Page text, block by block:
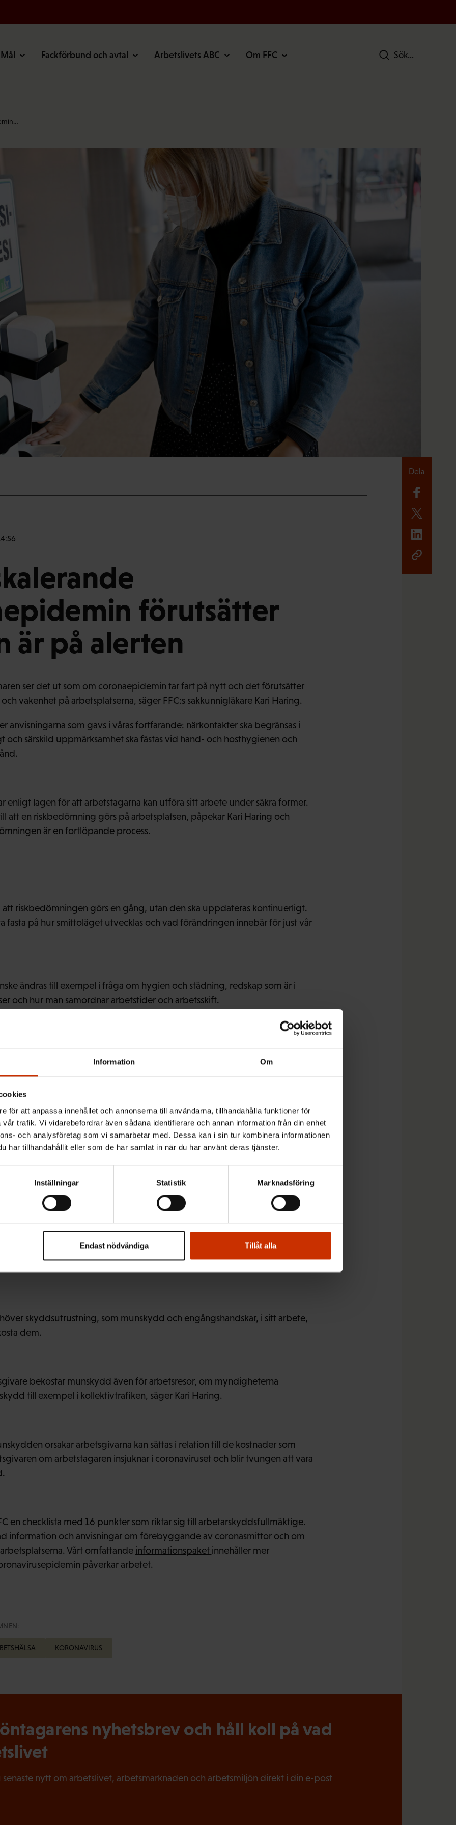
Information Om
för att anpassa innehållet och annonserna till användarna, tillhandahålla funktioner för
trafik. Vi vidarebefordrar även sådana identifierare och annan information från din enhet
och analysföretag som vi samarbetar med. Dessa kan i sin tur kombinera informationen
har tillhandahållit eller som de har samlat in när du har använt deras tjänster.
Inställningar Statistik Marknadsföring
Endast nödvändiga Tillåt alla
Mål Fackförbund och avtal Arbetslivets ABC Om FFC Sök
förutsätter
är på alerten
ser det ut som om coronaepidemin tar fart på nytt och det förutsätter
vakenhet på arbetsplatserna, säger FFC:s sakkunnigläkare Kari Haring.
anvisningarna som gavs i våras fortfarande: närkontakter ska begränsas i
och särskild uppmärksamhet ska fästas vid hand- och hosthygienen och
enligt lagen för att arbetstagarna kan utföra sitt arbete under säkra former.
att en riskbedömning görs på arbetsplatsen, påpekar Kari Haring och
är en fortlöpande process.
riskbedömningen görs en gång, utan den ska uppdateras kontinuerligt.
fasta på hur smittoläget utvecklas och vad förändringen innebär för just vår
ändras till exempel i fråga om hygien och städning, redskap som är i
och hur man samordnar arbetstider och arbetsskift.
man vidare beakta arbetstagarnas psykiska välbefinnande och psykosociala
oron för virusets effekter för den egna hälsan och ekonomin tära på
som hör till riskgruppen kan känna oro inför återgången till arbetet efter
som hör till riskgruppen är det bra att komma överens med
arbetet ska ordnas på ett så säkert sätt som möjligt och hurdan
arbetsgivare bekostar
för arbetsresor
skyddsutrustning, som munskydd och engångshandskar, i sitt arbete,
dem.
bekostar munskydd även för arbetsresor, om myndigheterna
till exempel i kollektivtrafiken, säger Kari Haring.
orsakar arbetsgivarna kan sättas i relation till de kostnader som
om arbetstagaren insjuknar i coronaviruset och blir tvungen att vara
en checklista med 16 punkter som riktar sig till arbetarskyddsfullmäktige.
information och anvisningar om förebyggande av coronasmittor och om
Vårt omfattande informationspaket innehåller mer
påverkar arbetet.
KORONAVIRUS
nyhetsbrev och håll koll på vad
nytt om arbetslivet, arbetsmarknaden och arbetsmiljön direkt i din e-post
Dela